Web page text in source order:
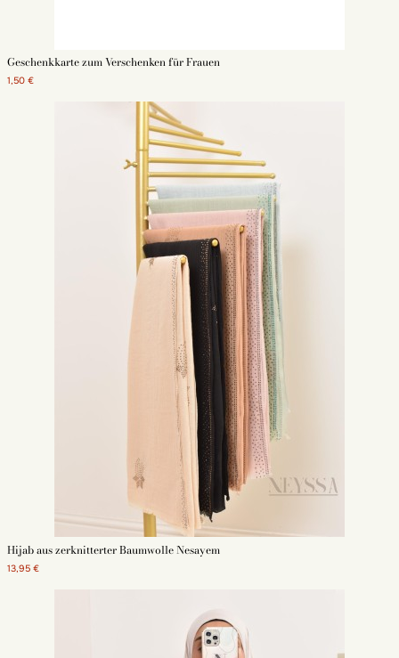
Geschenkkarte zum Verschenken für Frauen
1,50 €
Hijab aus zerknitterter Baumwolle Nesayem
13,95 €